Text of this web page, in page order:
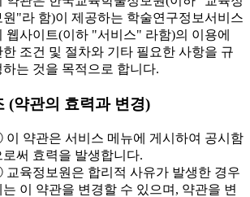
원"라 함)이 제공하는 학술연구정보서비스
웹사이트(이하 "서비스" 라함)의 이용에
한 조건 및 절차와 기타 필요한 사항을 규
하는 것을 목적으로 합니다.
(약관의 효력과 변경)
약관은 서비스 메뉴에 게시하여 공시함
로써 효력을 발생합니다.
육정보원은 합리적 사유가 발생한 경우
는 이 약관을 변경할 수 있으며, 약관을 변